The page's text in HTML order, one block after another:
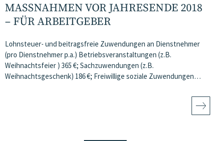
MASSNAHMEN VOR JAHRESENDE 2018 –
FÜR ARBEITGEBER
Lohnsteuer- und beitragsfreie Zuwendungen an Dienstnehmer
(pro Dienstnehmer p.a.) Betriebsveranstaltungen (z.B.
Weihnachtsfeier ) 365 €; Sachzuwendungen (z.B.
Weihnachtsgeschenk) 186 €; Freiwillige soziale Zuwendungen…